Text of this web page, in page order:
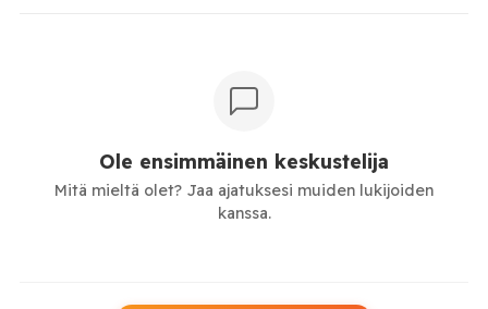
Ole ensimmäinen keskustelija
Mitä mieltä olet? Jaa ajatuksesi muiden lukijoiden
kanssa.